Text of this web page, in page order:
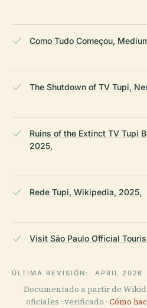
Como Tudo Começou,
The Shutdown of TV Tupi,
Ruins of the Extinct TV Tupi
2025,
Rede Tupi, Wikipedia, 2025,
Visit São Paulo Official
ÚLTIMA REVISIÓN: APRIL 2026
Documentado a partir de
oficiales · verificado · Cómo